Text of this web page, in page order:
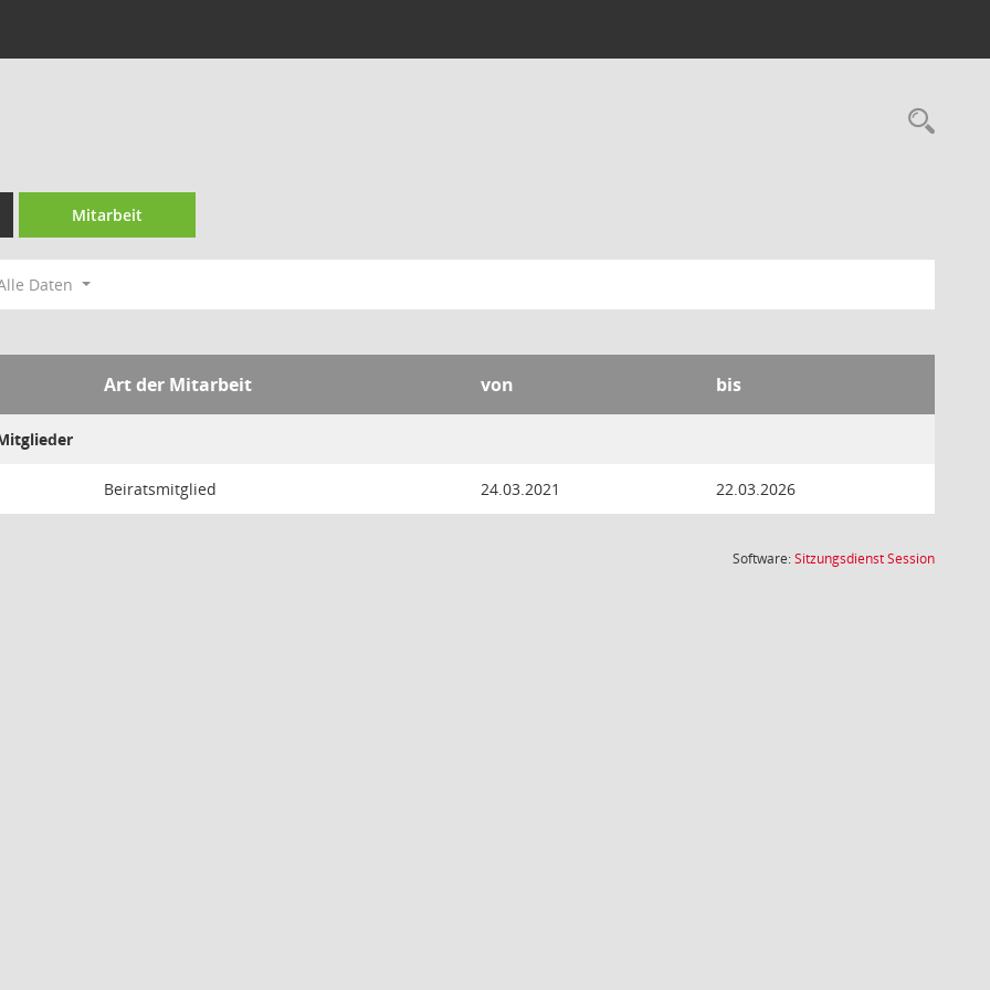
Mitarbeit
Daten
Art der Mitarbeit von bis
Beiratsmitglied 24.03.2021 22.03.2026
Software:SitzungsdienstSession(Wird in